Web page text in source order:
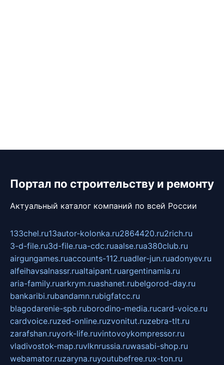
Портал по строительству и ремонту
Актуальный каталог компаний по всей России
133chel.ru13autor-kolonka.ru2864420.ru2rich.ru
3-d-file.ru3d-file.rua-cdc.ruaalse.rua380club.ru
airgungames.ruaccounts-112.ruadler-jun.ruadonyev.ru
alfeihavsalnassr.rualtaipant.ruargentinamia.ru
aria-family.ruarkrym.ruashanet.rubelgorod-day.ru
bankaribi.rubandamn.rubigfatcc.ru
blagodarenie-spb.ruborodino-media.rucard-voice.ru
cardvoice.ruzed-online.ruzvonitut.ruzebra-tlt.ru
zarafshan.ruyork-life.ruvintovoykompressor.ru
vladivostok-map.ruvlknrussia.ruwasabi-shop.ru
webamator.ruzaryna.ruyoutubefree.rux-ton.ru